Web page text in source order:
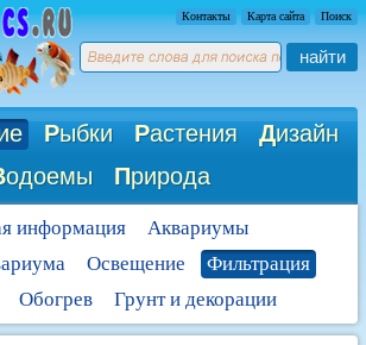
Контакты Карта сайта Поиск
найти
Рыбки Растения Дизайн
одоемы Природа
информация
Аквариумы
Освещение
Фильтрация
Обогрев Грунт и декорации